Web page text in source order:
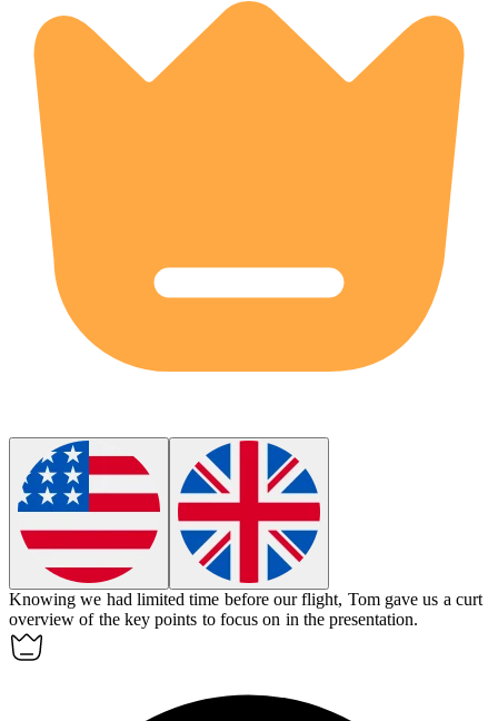
Knowing we had limited time before our flight, Tom gave us a curt
overview of the key points to focus on in the presentation.